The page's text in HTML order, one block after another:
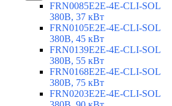
FRN0085E2E-4E-CLI-SOL
380В, 37 кВт
FRN0105E2E-4E-CLI-SOL
380В, 45 кВт
FRN0139E2E-4E-CLI-SOL
380В, 55 кВт
FRN0168E2E-4E-CLI-SOL
380В, 75 кВт
FRN0203E2E-4E-CLI-SOL